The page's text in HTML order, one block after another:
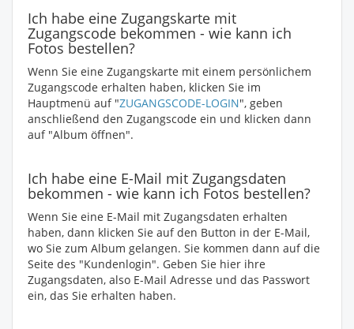
Ich habe eine Zugangskarte mit
Zugangscode bekommen - wie kann ich
Fotos bestellen?
Wenn Sie eine Zugangskarte mit einem persönlichem
Zugangscode erhalten haben, klicken Sie im
Hauptmenü auf "ZUGANGSCODE-LOGIN", geben
anschließend den Zugangscode ein und klicken dann
auf "Album öffnen".
Ich habe eine E-Mail mit Zugangsdaten
bekommen - wie kann ich Fotos bestellen?
Wenn Sie eine E-Mail mit Zugangsdaten erhalten
haben, dann klicken Sie auf den Button in der E-Mail,
wo Sie zum Album gelangen. Sie kommen dann auf die
Seite des "Kundenlogin". Geben Sie hier ihre
Zugangsdaten, also E-Mail Adresse und das Passwort
ein, das Sie erhalten haben.